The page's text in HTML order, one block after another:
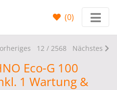
(0)
12 / 2568 Nächstes
Eco-G 100
1 Wartung &